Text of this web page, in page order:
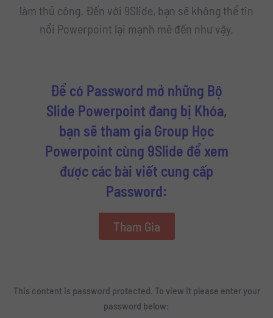
làm thủ công. Đến với 9Slide, bạn sẽ không thể tin
nổi Powerpoint lại mạnh mẽ đến như vậy.
Để có Password mở những Bộ
Slide Powerpoint đang bị Khóa,
bạn sẽ tham gia Group Học
Powerpoint cùng 9Slide để xem
được các bài viết cung cấp
Password:
Tham Gia
This content is password protected. To view it please enter your
password below: